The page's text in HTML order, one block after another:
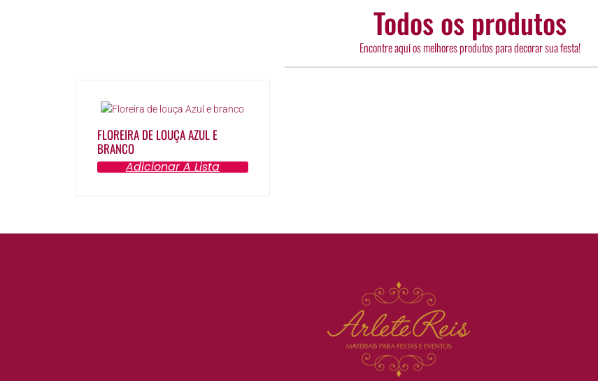
Todos os produtos
Encontre aqui os melhores produtos para decorar sua festa!
FLOREIRA DE LOUÇA AZUL E
BRANCO
Adicionar À Lista